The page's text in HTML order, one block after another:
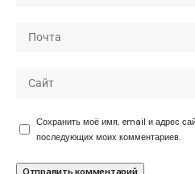
Сохранить моё имя, email и адрес
последующих моих комментариев.